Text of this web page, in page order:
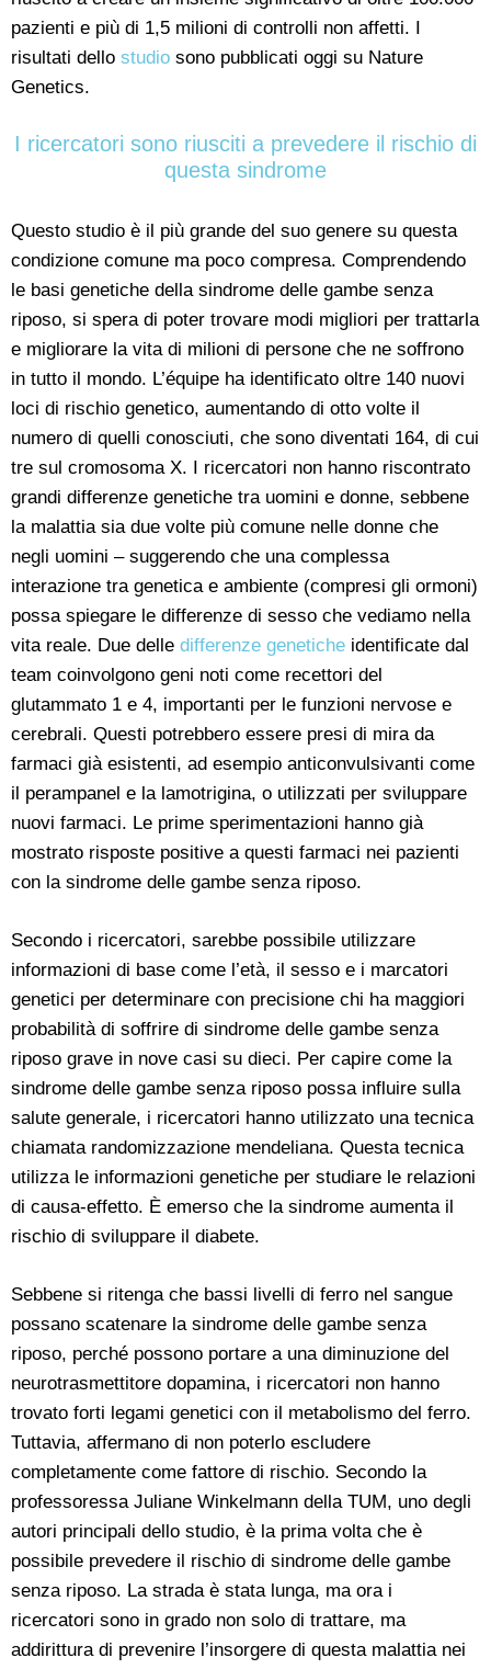
pazienti e più di 1,5 milioni di controlli non affetti. I
risultati dello studio sono pubblicati oggi su Nature
Genetics.
I ricercatori sono riusciti a prevedere il rischio di
questa sindrome
Questo studio è il più grande del suo genere su questa
condizione comune ma poco compresa. Comprendendo
le basi genetiche della sindrome delle gambe senza
riposo, si spera di poter trovare modi migliori per trattarla
e migliorare la vita di milioni di persone che ne soffrono
in tutto il mondo. L’équipe ha identificato oltre 140 nuovi
loci di rischio genetico, aumentando di otto volte il
numero di quelli conosciuti, che sono diventati 164, di cui
tre sul cromosoma X. I ricercatori non hanno riscontrato
grandi differenze genetiche tra uomini e donne, sebbene
la malattia sia due volte più comune nelle donne che
negli uomini – suggerendo che una complessa
interazione tra genetica e ambiente (compresi gli ormoni)
possa spiegare le differenze di sesso che vediamo nella
vita reale. Due delle differenze genetiche identificate dal
team coinvolgono geni noti come recettori del
glutammato 1 e 4, importanti per le funzioni nervose e
cerebrali. Questi potrebbero essere presi di mira da
farmaci già esistenti, ad esempio anticonvulsivanti come
il perampanel e la lamotrigina, o utilizzati per sviluppare
nuovi farmaci. Le prime sperimentazioni hanno già
mostrato risposte positive a questi farmaci nei pazienti
con la sindrome delle gambe senza riposo.
Secondo i ricercatori, sarebbe possibile utilizzare
informazioni di base come l’età, il sesso e i marcatori
genetici per determinare con precisione chi ha maggiori
probabilità di soffrire di sindrome delle gambe senza
riposo grave in nove casi su dieci. Per capire come la
sindrome delle gambe senza riposo possa influire sulla
salute generale, i ricercatori hanno utilizzato una tecnica
chiamata randomizzazione mendeliana. Questa tecnica
utilizza le informazioni genetiche per studiare le relazioni
di causa-effetto. È emerso che la sindrome aumenta il
rischio di sviluppare il diabete.
Sebbene si ritenga che bassi livelli di ferro nel sangue
possano scatenare la sindrome delle gambe senza
riposo, perché possono portare a una diminuzione del
neurotrasmettitore dopamina, i ricercatori non hanno
trovato forti legami genetici con il metabolismo del ferro.
Tuttavia, affermano di non poterlo escludere
completamente come fattore di rischio. Secondo la
professoressa Juliane Winkelmann della TUM, uno degli
autori principali dello studio, è la prima volta che è
possibile prevedere il rischio di sindrome delle gambe
senza riposo. La strada è stata lunga, ma ora i
ricercatori sono in grado non solo di trattare, ma
addirittura di prevenire l’insorgere di questa malattia nei